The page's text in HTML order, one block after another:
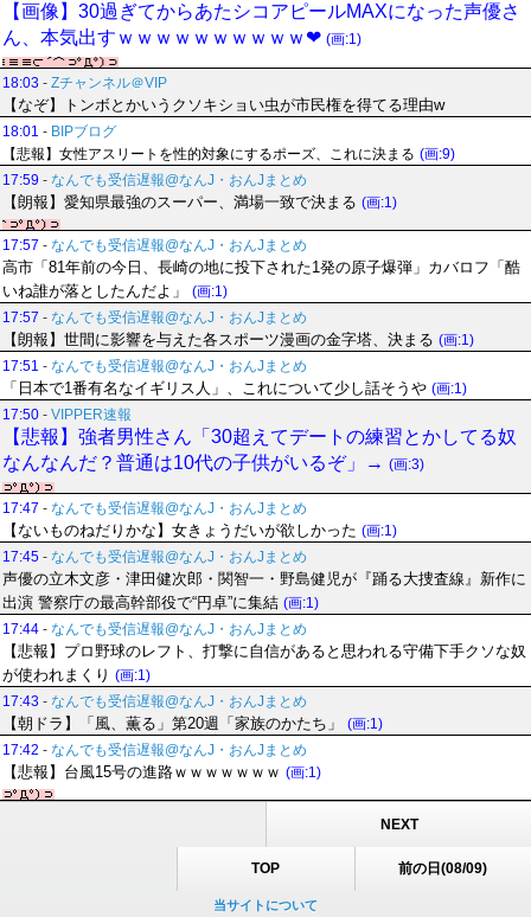
【画像】30過ぎてからあたシコアピールMAXになった声優さ
ん、本気出すｗｗｗｗｗｗｗｗｗｗ❤ (画:1)
18:03 - Zチャンネル＠VIP
【なぞ】トンボとかいうクソキショい虫が市民権を得てる理由w
18:01 - BIPブログ
【悲報】女性アスリートを性的対象にするポーズ、これに決まる (画:9)
17:59 - なんでも受信遅報@なんJ・おんJまとめ
【朗報】愛知県最強のスーパー、満場一致で決まる (画:1)
17:57 - なんでも受信遅報@なんJ・おんJまとめ
高市「81年前の今日、長崎の地に投下された1発の原子爆弾」カバロフ「酷
いね誰が落としたんだよ」
(画:1)
17:57 - なんでも受信遅報@なんJ・おんJまとめ
【朗報】世間に影響を与えた各スポーツ漫画の金字塔、決まる (画:1)
17:51 - なんでも受信遅報@なんJ・おんJまとめ
「日本で1番有名なイギリス人」、これについて少し話そうや (画:1)
17:50 - VIPPER速報
【悲報】強者男性さん「30超えてデートの練習とかしてる奴
なんなんだ？普通は10代の子供がいるぞ」→ (画:3)
17:47 - なんでも受信遅報@なんJ・おんJまとめ
【ないものねだりかな】女きょうだいが欲しかった (画:1)
17:45 - なんでも受信遅報@なんJ・おんJまとめ
声優の立木文彦・津田健次郎・関智一・野島健児が『踊る大捜査線』新作に
出演 警察庁の最高幹部役で“円卓”に集結 (画:1)
17:44 - なんでも受信遅報@なんJ・おんJまとめ
【悲報】プロ野球のレフト、打撃に自信があると思われる守備下手クソな奴
が使われまくり (画:1)
17:43 - なんでも受信遅報@なんJ・おんJまとめ
【朝ドラ】「風、薫る」第20週「家族のかたち」
(画:1)
17:42 - なんでも受信遅報@なんJ・おんJまとめ
【悲報】台風15号の進路ｗｗｗｗｗｗｗ (画:1)
NEXT
TOP 前の日(08/09)
当サイトについて